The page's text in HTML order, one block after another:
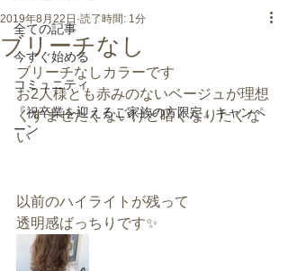
全ての記事
今すぐ始める
コミュニティ
『祝卒業を迎えるご家族の方限定』キャンペ
ーン
ブリーチなし
2019年8月22日 読了時間: 1分
ブリーチなしカラーです
お2人様とも赤みのないベージュが理想
くすませたくないけど暗くなりたくな
い
以前のハイライトが残って
透明感ばっちりです✨